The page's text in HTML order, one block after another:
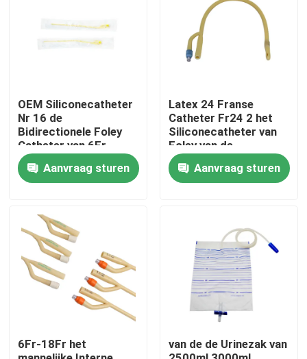
Thuis
Producten
Fabrieksreis
Kwaliteitscontrole
OEM Siliconecatheter
Nr 16 de
Bidirectionele Foley
Catheter van 6Fr
-18Fr
Aanvraag sturen
Latex 24 Franse
Catheter Fr24 2 het
Siliconecatheter van
Foley van de
Maniercatheter
MedischeAanvraag sturen
6Fr-18Fr het
van de de Urinezak van